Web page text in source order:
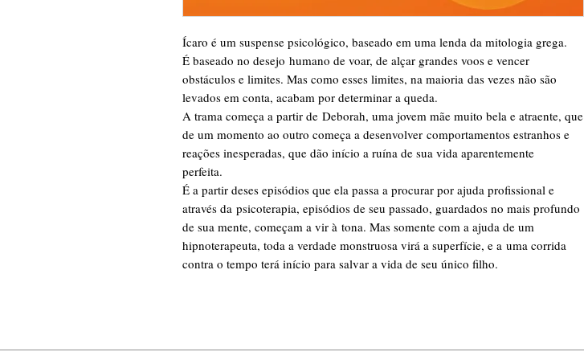
Ícaro é um suspense psicológico, baseado em uma lenda da mitologia grega.
É baseado no desejo humano de voar, de alçar grandes voos e vencer
obstáculos e limites. Mas como esses limites, na maioria das vezes não são
levados em conta, acabam por determinar a queda.
A trama começa a partir de Deborah, uma jovem mãe muito bela e atraente, que
de um momento ao outro começa a desenvolver comportamentos estranhos e
reações inesperadas, que dão início a ruína de sua vida aparentemente
perfeita.
É a partir deses episódios que ela passa a procurar por ajuda profissional e
através da psicoterapia, episódios de seu passado, guardados no mais profundo
de sua mente, começam a vir à tona. Mas somente com a ajuda de um
hipnoterapeuta, toda a verdade monstruosa virá a superfície, e a uma corrida
contra o tempo terá início para salvar a vida de seu único filho.